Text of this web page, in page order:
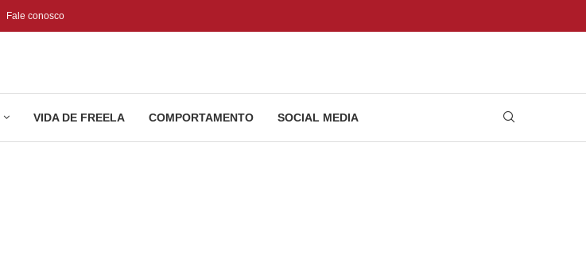
Fale conosco
VIDA DE FREELA COMPORTAMENTO SOCIAL MEDIA